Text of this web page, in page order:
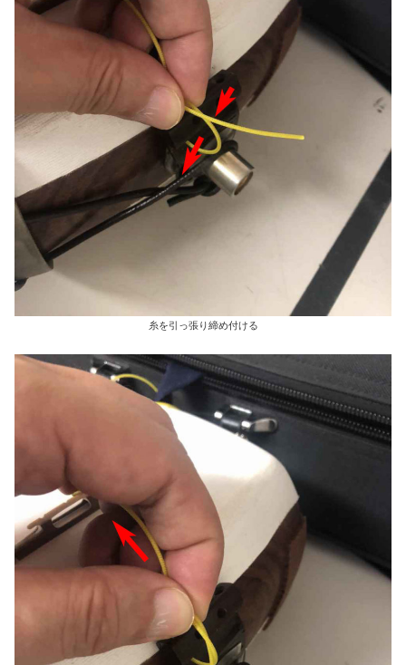
糸を引っ張り締め付ける